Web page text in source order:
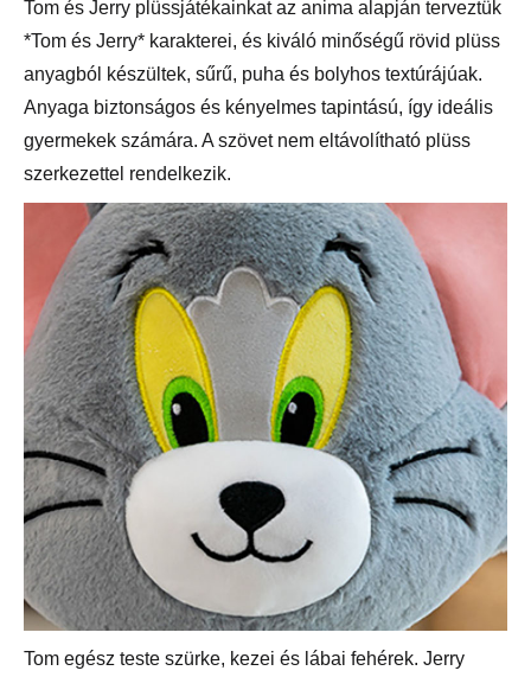
Tom és Jerry plüssjátékainkat az anima alapján terveztük
*Tom és Jerry* karakterei, és kiváló minőségű rövid plüss
anyagból készültek, sűrű, puha és bolyhos textúrájúak.
Anyaga biztonságos és kényelmes tapintású, így ideális
gyermekek számára. A szövet nem eltávolítható plüss
szerkezettel rendelkezik.
Tom egész teste szürke, kezei és lábai fehérek. Jerry